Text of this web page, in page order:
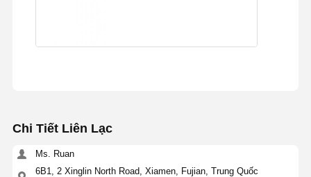
Chi Tiết Liên Lạc
Ms. Ruan
6B1, 2 Xinglin North Road, Xiamen, Fujian, Trung Quốc